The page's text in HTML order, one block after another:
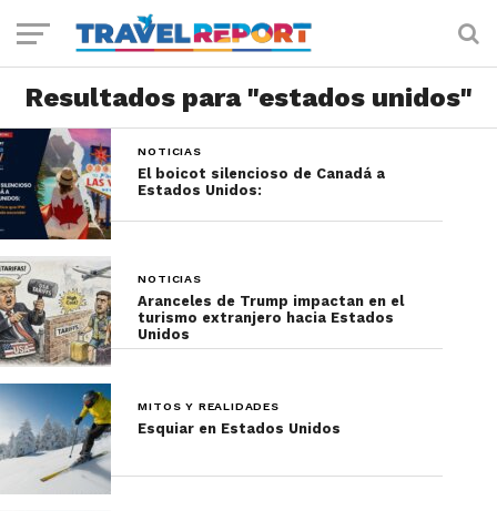
Resultados para "estados unidos"
NOTICIAS
El boicot silencioso de Canadá a
Estados Unidos:
NOTICIAS
Aranceles de Trump impactan en el
turismo extranjero hacia Estados
Unidos
MITOS Y REALIDADES
Esquiar en Estados Unidos